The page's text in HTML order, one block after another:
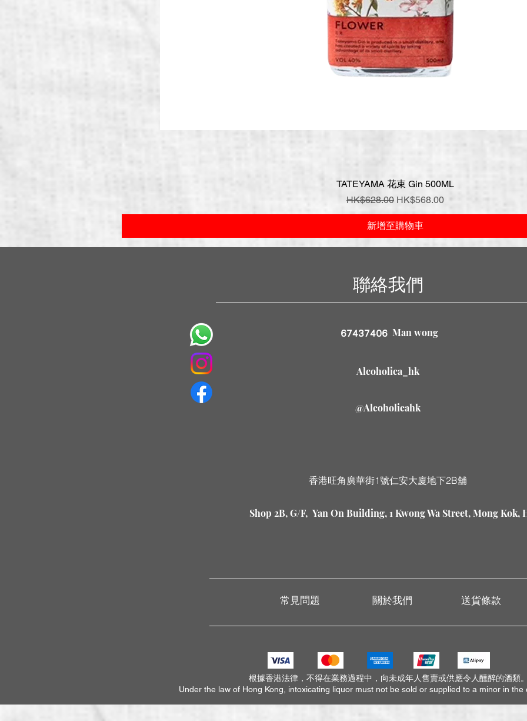
快速瀏覽
TATEYAMA 花束 Gin 500ML
一般價格
HK$628.00 促銷價格
HK$568.00
新增至購物車
聯絡我們
67437406 Man wong
Alcoholica_hk
@Alcoholicahk
香港旺角廣華街1號仁安大廈地下2B舖
Shop 2B, G/F, Yan On Building, 1 Kwong Wa Street, Mong Kok,
常見問題 關於我們 送貨條款
根據香港法律，不得在業務過程中，向未成年人售賣或供應令人醺醉的酒類
Under the law of Hong Kong, intoxicating liquor must not be sold or supplied to a minor in the